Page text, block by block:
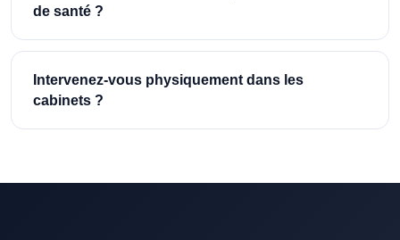
de santé ?
Intervenez-vous physiquement dans les
cabinets ?